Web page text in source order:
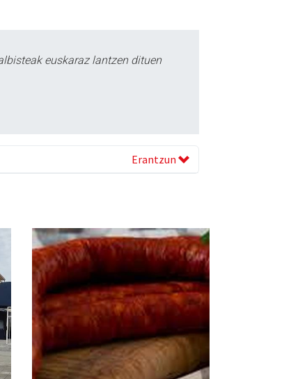
euskaraz lantzen dituen
Erantzun